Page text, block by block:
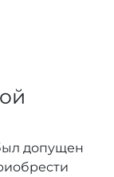
допущен